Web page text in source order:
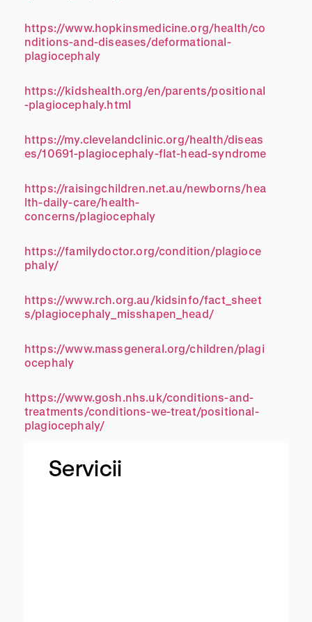
https://www.hopkinsmedicine.org/health/co
nditions-and-diseases/deformational-
plagiocephaly
https://kidshealth.org/en/parents/positional
-plagiocephaly.html
https://my.clevelandclinic.org/health/diseas
es/10691-plagiocephaly-flat-head-syndrome
https://raisingchildren.net.au/newborns/hea
lth-daily-care/health-
concerns/plagiocephaly
https://familydoctor.org/condition/plagioce
phaly/
https://www.rch.org.au/kidsinfo/fact_sheet
s/plagiocephaly_misshapen_head/
https://www.massgeneral.org/children/plagi
ocephaly
https://www.gosh.nhs.uk/conditions-and-
treatments/conditions-we-treat/positional-
plagiocephaly/
Servicii